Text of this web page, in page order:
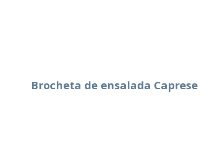
Brocheta de ensalada Caprese